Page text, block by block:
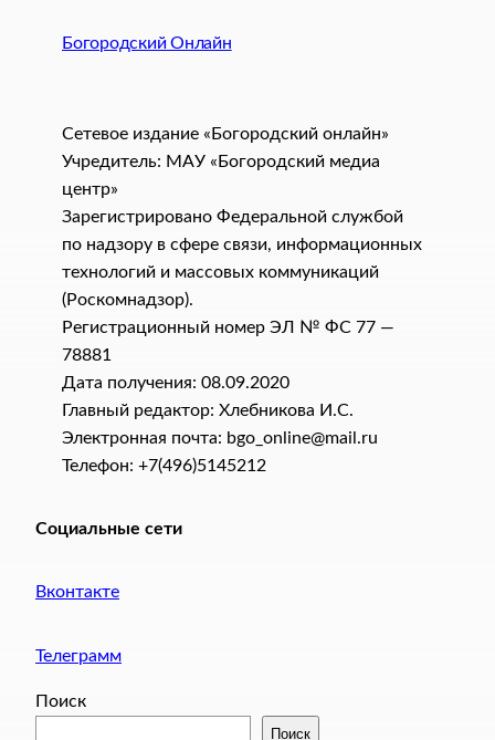
Богородский Онлайн
Сетевое издание «Богородский онлайн»
Учредитель: МАУ «Богородский медиа
центр»
Зарегистрировано Федеральной службой
по надзору в сфере связи, информационных
технологий и массовых коммуникаций
(Роскомнадзор).
Регистрационный номер ЭЛ № ФС 77 —
78881
Дата получения: 08.09.2020
Главный редактор: Хлебникова И.C.
Электронная почта: bgo_online@mail.ru
Телефон: +7(496)5145212
Социальные сети
Вконтакте
Телеграмм
Поиск
Поиск